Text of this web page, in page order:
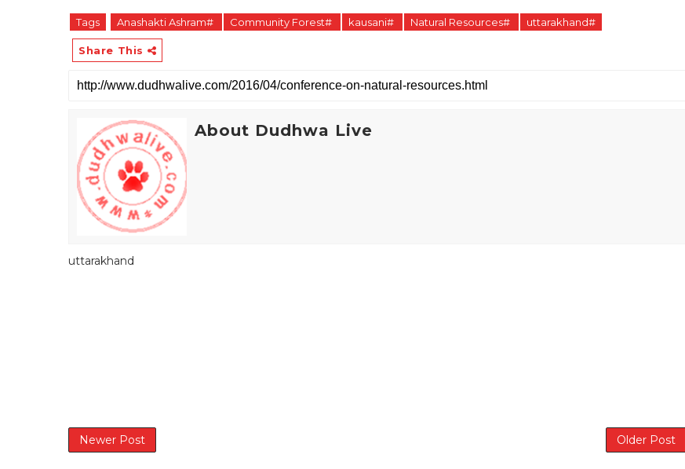
Tags Anashakti Ashram# Community Forest# kausani# Natural Resources# uttarakhand#
Share This
About Dudhwa Live
uttarakhand
Newer Post Older Post